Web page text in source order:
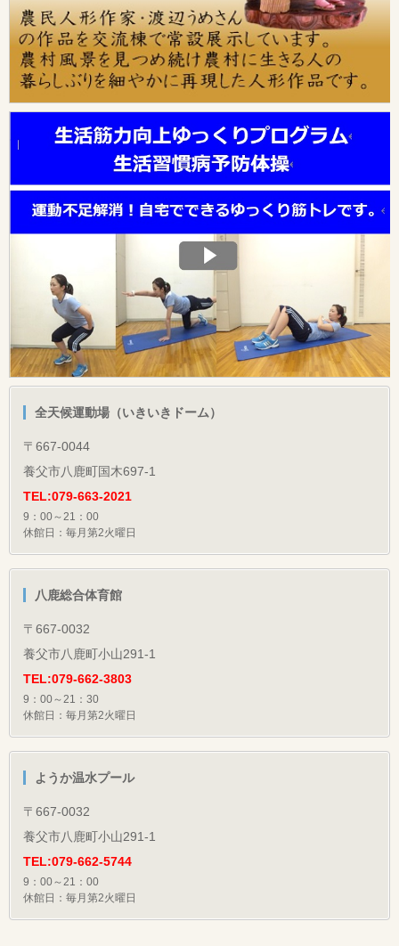
全天候運動場（いきいきドーム）
〒667-0044
養父市八鹿町国木697-1
TEL:079-663-2021
9：00～21：00
休館日：毎月第2火曜日
八鹿総合体育館
〒667-0032
養父市八鹿町小山291-1
TEL:079-662-3803
9：00～21：30
休館日：毎月第2火曜日
ようか温水プール
〒667-0032
養父市八鹿町小山291-1
TEL:079-662-5744
9：00～21：00
休館日：毎月第2火曜日